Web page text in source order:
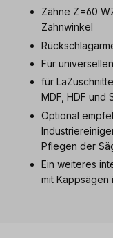
Zähne Z=60
Zahnwinkel
Für
für
MDF, HDF und
Optional
Pflegen der
Ein weiteres
mit Kappsägen